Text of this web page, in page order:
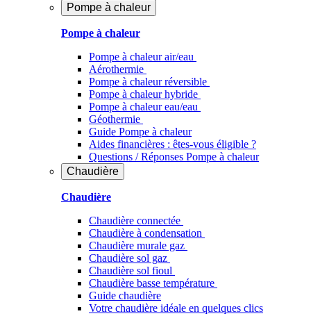
Pompe à chaleur
Pompe à chaleur
Pompe à chaleur air/eau
Aérothermie
Pompe à chaleur réversible
Pompe à chaleur hybride
Pompe à chaleur​ eau/eau
Géothermie
Guide Pompe à chaleur
Aides financières : êtes-vous éligible ?
Questions / Réponses Pompe à chaleur
Chaudière
Chaudière
Chaudière connectée
Chaudière à condensation
Chaudière murale gaz
Chaudière sol gaz
Chaudière sol fioul
Chaudière basse température
Guide chaudière
Votre chaudière idéale en quelques clics